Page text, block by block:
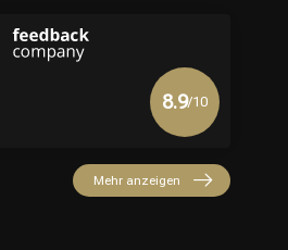
8.9/10
Mehr anzeigen